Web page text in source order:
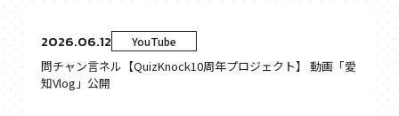
2026.06.12 YouTube
問チャン言ネル【QuizKnock10周年プロジェクト】 動画「愛
知Vlog」公開